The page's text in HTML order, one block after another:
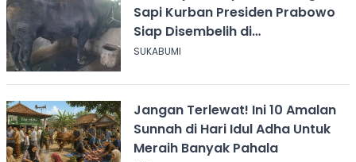
Sapi Kurban Presiden Prabowo
Siap Disembelih di
Jampangtengah
SUKABUMI
Jangan Terlewat! Ini 10 Amalan
Sunnah di Hari Idul Adha Untuk
Meraih Banyak Pahala